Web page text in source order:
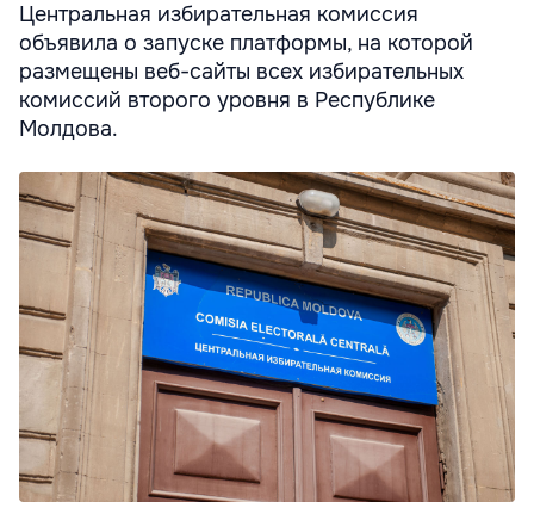
Центральная избирательная комиссия
объявила о запуске платформы, на которой
размещены веб-сайты всех избирательных
комиссий второго уровня в Республике
Молдова.